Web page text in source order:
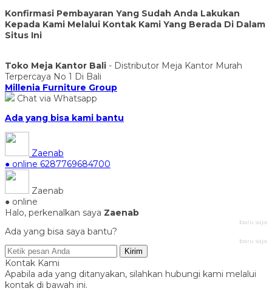
Konfirmasi Pembayaran Yang Sudah Anda Lakukan
Kepada Kami Melalui Kontak Kami Yang Berada Di Dalam
Situs Ini
Toko Meja Kantor Bali - Distributor Meja Kantor Murah
Terpercaya No 1 Di Bali
Millenia Furniture Group
Chat via Whatsapp
Ada yang bisa kami bantu
Zaenab
● online 6287769684700
Zaenab
● online
Halo, perkenalkan saya Zaenab
baru saja
Ada yang bisa saya bantu?
baru saja
Kirim
Kontak Kami
Apabila ada yang ditanyakan, silahkan hubungi kami melalui
kontak di bawah ini.